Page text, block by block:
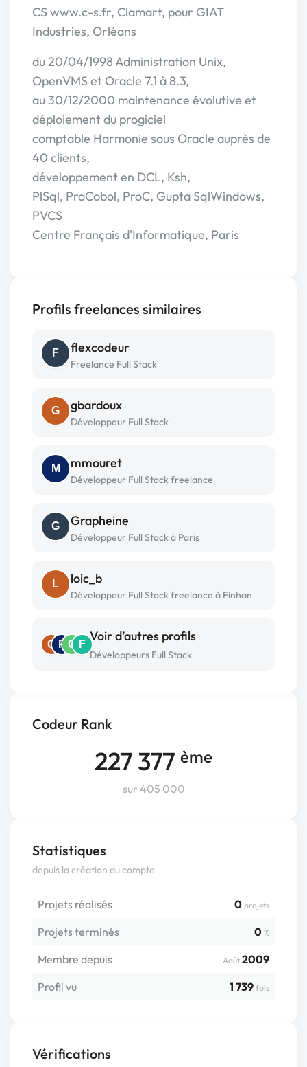
Codeur Rank
227 377 ème
sur 405 000
Statistiques
depuis la création du compte
Projets réalisés 0 projets
Projets terminés 0 %
Membre depuis Août 2009
Profil vu
1 739 fois
Vérifications
CS www.c-s.fr, Clamart, pour GIAT
Industries, Orléans
du 20/04/1998 Administration Unix,
OpenVMS et Oracle 7.1 à 8.3,
au 30/12/2000 maintenance évolutive et
déploiement du progiciel
comptable Harmonie sous Oracle auprès de
40 clients,
développement en DCL, Ksh,
PlSql, ProCobol, ProC, Gupta SqlWindows,
PVCS
Centre Français d'Informatique, Paris
Profils freelances similaires
F flexcodeur
Freelance Full Stack
G gbardoux
Développeur Full Stack
M mmouret
Développeur Full Stack freelance
G Grapheine
Développeur Full Stack à Paris
L loic_b
Développeur Full Stack freelance à Finhan
C P C F
Voir d’autres profils
Développeurs Full Stack